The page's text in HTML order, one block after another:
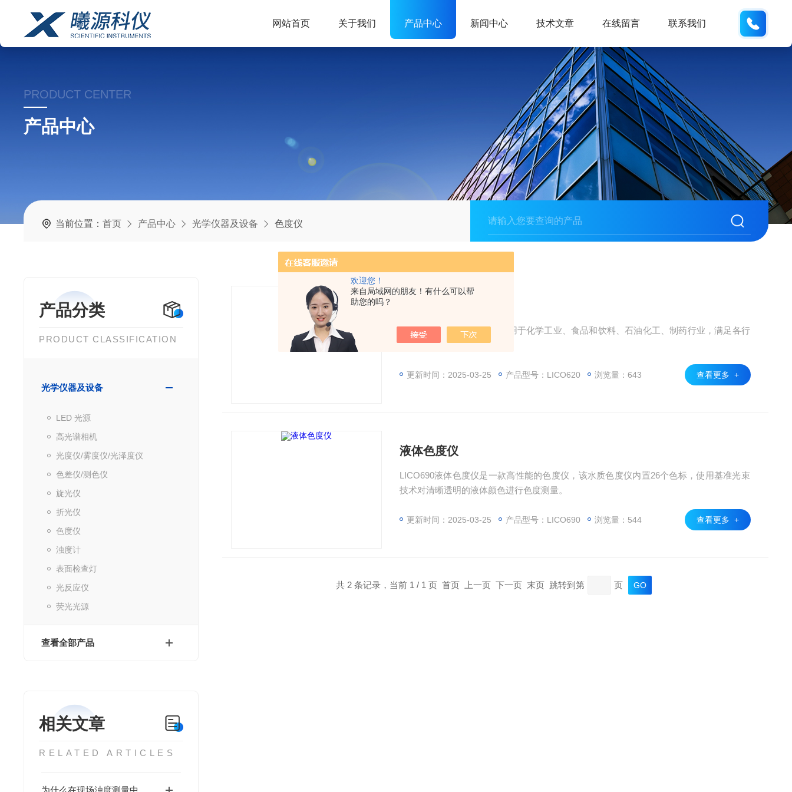
欢迎您！
来自局域网的朋友！有什么可以帮
助您的吗？
网站首页 关于我们 产品中心 新闻中心 技术文章 在线留言 联系我们
PRODUCT CENTER
产品中心
当前位置：首页 产品中心 光学仪器及设备 色度仪
产品分类
PRODUCT CLASSIFICATION
光学仪器及设备
LED 光源
高光谱相机
光度仪/雾度仪/光泽度仪
色差仪/测色仪
旋光仪
折光仪
色度仪
浊度计
表面检查灯
光反应仪
荧光光源
查看全部产品
相关文章
RELATED ARTICLES
LICO620 台式色度仪广泛应用于化学工业、食品和饮料、石油化工、制药行业，满足各行
业对色度的精准测量需求。
更新时间：2025-03-25 产品型号：LICO620 浏览量：643 查看更多 +
液体色度仪
LICO690液体色度仪是一款高性能的色度仪，该水质色度仪内置26个色标，使用基准光束
技术对清晰透明的液体颜色进行色度测量。
更新时间：2025-03-25 产品型号：LICO690 浏览量：544 查看更多 +
共 2 条记录，当前 1 / 1 页 首页 上一页 下一页 末页 跳转到第 页